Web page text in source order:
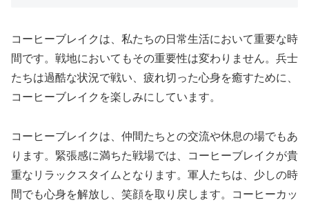
コーヒーブレイクは、私たちの日常生活において重要な時
間です。戦地においてもその重要性は変わりません。兵士
たちは過酷な状況で戦い、疲れ切った心身を癒すために、
コーヒーブレイクを楽しみにしています。
コーヒーブレイクは、仲間たちとの交流や休息の場でもあ
ります。緊張感に満ちた戦場では、コーヒーブレイクが貴
重なリラックスタイムとなります。軍人たちは、少しの時
間でも心身を解放し、笑顔を取り戻します。コーヒーカッ